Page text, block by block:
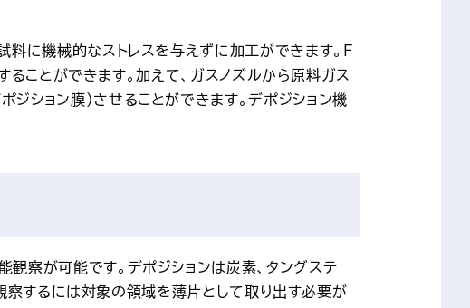
料に機械的なストレスを与えずに加工ができます。F
とができます。加えて、ガスノズルから原料ガス
ション膜）させることができます。デポジション機
察が可能です。デポジションは炭素、タングステ
するには対象の領域を薄片として取り出す必要が